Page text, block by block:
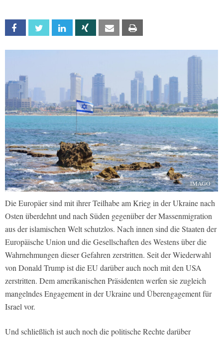
Facebook Twitter Linkedin Xing Email
IMAGO
Die Europäer sind mit ihrer Teilhabe am Krieg in der Ukraine nach
Osten überdehnt und nach Süden gegenüber der Massenmigration
aus der islamischen Welt schutzlos. Nach innen sind die Staaten der
Europäische Union und die Gesellschaften des Westens über die
Wahrnehmungen dieser Gefahren zerstritten. Seit der Wiederwahl
von Donald Trump ist die EU darüber auch noch mit den USA
zerstritten. Dem amerikanischen Präsidenten werfen sie zugleich
mangelndes Engagement in der Ukraine und Überengagement für
Israel vor.
Und schließlich ist auch noch die politische Rechte darüber